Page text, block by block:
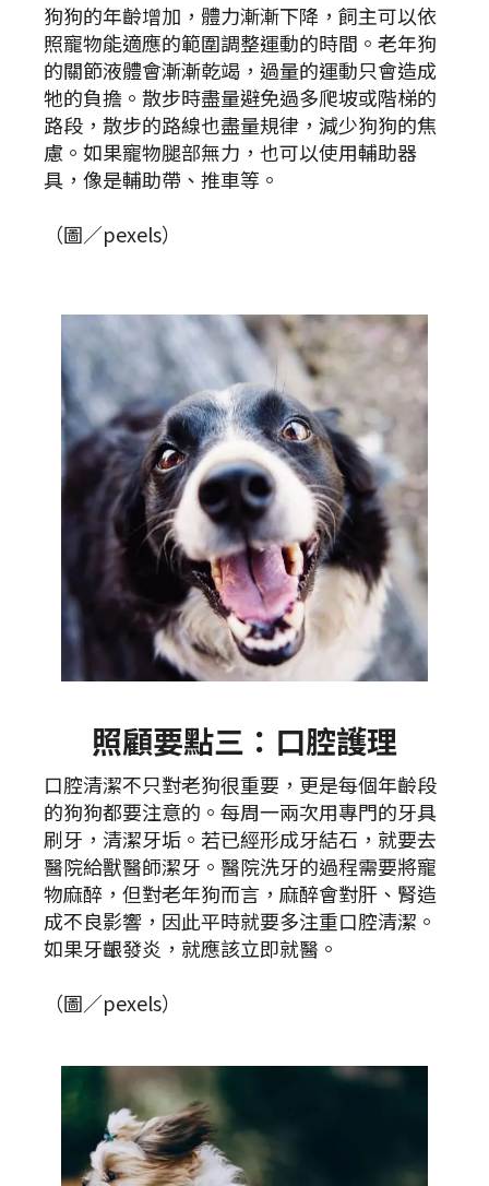
狗狗的年齡增加，體力漸漸下降，飼主可以依
照寵物能適應的範圍調整運動的時間。老年狗
的關節液體會漸漸乾竭，過量的運動只會造成
牠的負擔。散步時盡量避免過多爬坡或階梯的
路段，散步的路線也盡量規律，減少狗狗的焦
慮。如果寵物腿部無力，也可以使用輔助器
具，像是輔助帶、推車等。
（圖／pexels）
照顧要點三：口腔護理
口腔清潔不只對老狗很重要，更是每個年齡段
的狗狗都要注意的。每周一兩次用專門的牙具
刷牙，清潔牙垢。若已經形成牙結石，就要去
醫院給獸醫師潔牙。醫院洗牙的過程需要將寵
物麻醉，但對老年狗而言，麻醉會對肝、腎造
成不良影響，因此平時就要多注重口腔清潔。
如果牙齦發炎，就應該立即就醫。
（圖／pexels）